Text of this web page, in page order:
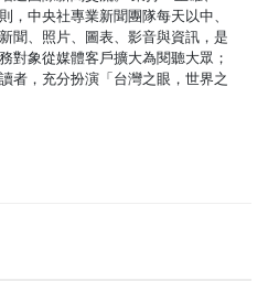
，中央社專業新聞團隊每天以中、
聞、照片、圖表、影音與資訊，是
對象從媒體客戶擴大為閱聽大眾；
者，充分扮演「台灣之眼，世界之